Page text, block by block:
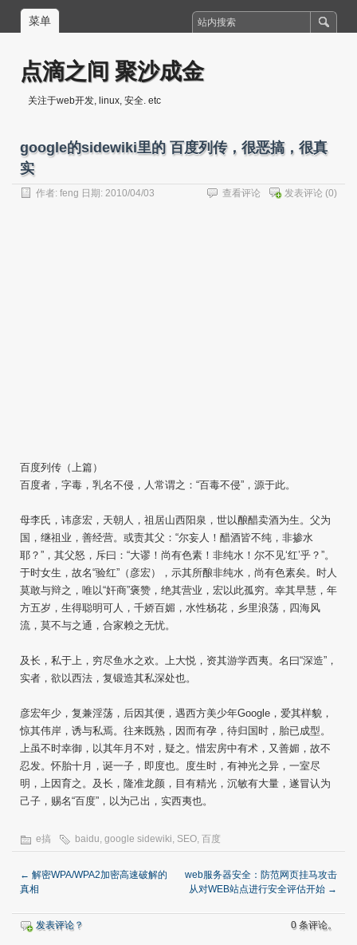
菜单
点滴之间 聚沙成金
关注于web开发, linux, 安全. etc
google的sidewiki里的 百度列传，很恶搞，很真
实
作者: feng 日期: 2010/04/03 发表评论 (0)
查看评论
百度列传（上篇）
百度者，字毒，乳名不侵，人常谓之：“百毒不侵”，源于此。
母李氏，讳彦宏，天朝人，祖居山西阳泉，世以酿醋卖酒为生。父为
国，继祖业，善经营。或责其父：“尔妄人！醋酒皆不纯，非掺水
耶？”，其父怒，斥曰：“大谬！尚有色素！非纯水！尔不见‘红’乎？”。
于时女生，故名“验红”（彦宏），示其所酿非纯水，尚有色素矣。时人
莫敢与辩之，唯以“奸商”褒赞，绝其营业，宏以此孤穷。幸其早慧，年
方五岁，生得聪明可人，千娇百媚，水性杨花，乡里浪荡，四海风
流，莫不与之通，合家赖之无忧。
及长，私于上，穷尽鱼水之欢。上大悦，资其游学西夷。名曰“深造”，
实者，欲以西法，复锻造其私深处也。
彦宏年少，复兼淫荡，后因其便，遇西方美少年Google，爱其样貌，
惊其伟岸，诱与私焉。往来既熟，因而有孕，待归国时，胎已成型。
上虽不时幸御，以其年月不对，疑之。惜宏房中有术，又善媚，故不
忍发。怀胎十月，诞一子，即度也。度生时，有神光之异，一室尽
明，上因育之。及长，隆准龙颜，目有精光，沉敏有大量，遂冒认为
己子，赐名“百度”，以为己出，实西夷也。
e搞 baidu, google sidewiki, SEO, 百度
← 解密WPA/WPA2加密高速破解的
真相
web服务器安全：防范网页挂马攻击
从对WEB站点进行安全评估开始 →
发表评论？ 0 条评论。